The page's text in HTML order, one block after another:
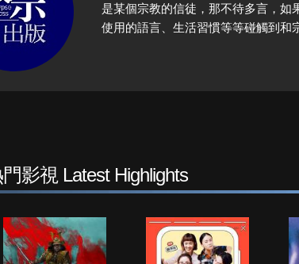
是某個宗教的信徒，那不待多言，如
使用的語言、生活習慣等等碰觸到和
影視 Latest Highlights